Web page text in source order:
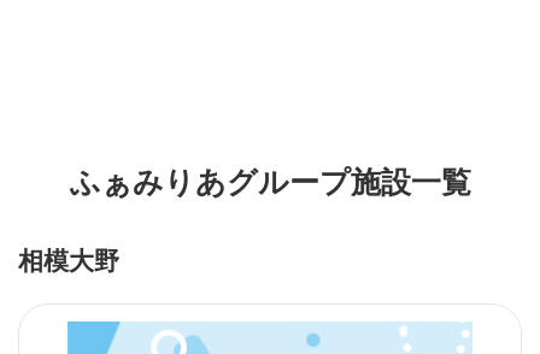
ふぁみりあグループ施設一覧
相模大野